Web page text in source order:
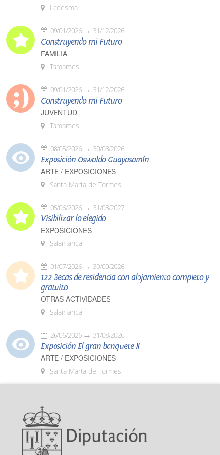
Ledesma
09/01/2026 31/12/2026
Construyendo mi Futuro
FAMILIA
Tamames
09/01/2026 31/12/2026
Construyendo mi Futuro
JUVENTUD
Tamames
08/05/2026 30/08/2026
Exposición Oswaldo Guayasamín
ARTE / EXPOSICIONES
Santa Marta de Tormes
05/06/2026 31/03/2027
Visibilizar lo elegido
EXPOSICIONES
Salamanca
01/07/2026 30/09/2026
122 Becas de residencia con alojamiento completo y
gratuito
OTRAS ACTIVIDADES
Salamanca
26/06/2026 31/08/2026
Exposición El gran banquete II
ARTE / EXPOSICIONES
Santa Marta de Tormes